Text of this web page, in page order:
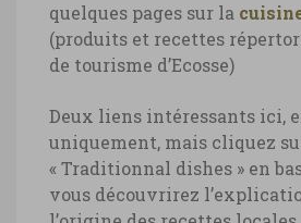
quelques pages sur la
(produits et recettes
de tourisme d’Ecosse)
Deux liens intéressants ici,
uniquement, mais cliquez
« Traditionnal dishes » en
vous découvrirez